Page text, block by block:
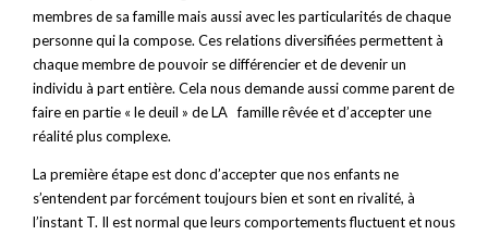
membres de sa famille mais aussi avec les particularités de chaque
personne qui la compose. Ces relations diversifiées permettent à
chaque membre de pouvoir se différencier et de devenir un
individu à part entière. Cela nous demande aussi comme parent de
faire en partie « le deuil » de LA famille rêvée et d’accepter une
réalité plus complexe.
La première étape est donc d’accepter que nos enfants ne
s’entendent par forcément toujours bien et sont en rivalité, à
l’instant T. Il est normal que leurs comportements fluctuent et nous